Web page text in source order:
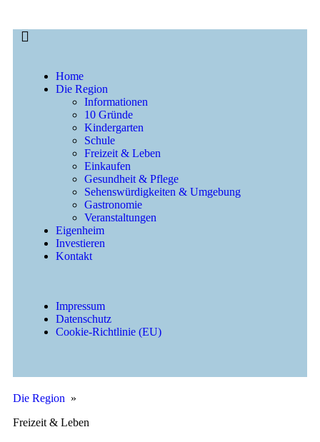
Home
Die Region
Informationen
10 Gründe
Kindergarten
Schule
Freizeit & Leben
Einkaufen
Gesundheit & Pflege
Sehenswürdigkeiten & Umgebung
Gastronomie
Veranstaltungen
Eigenheim
Investieren
Kontakt
Impressum
Datenschutz
Cookie-Richtlinie (EU)
Die Region »
Freizeit & Leben